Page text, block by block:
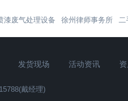
漆废气处理设备 徐州律师事务所
发货现场 活动资讯
戴经理)